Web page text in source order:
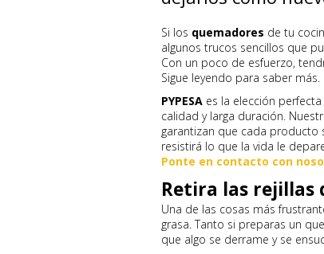
Si los quemadores de tu
algunos trucos sencillos que
Con un poco de esfuerzo,
Sigue leyendo para saber más.
PYPESA es la elección
calidad y larga duración.
garantizan que cada producto
resistirá lo que la vida le
Ponte en contacto con
Retira las rejillas
Una de las cosas más
grasa. Tanto si preparas un
que algo se derrame y se